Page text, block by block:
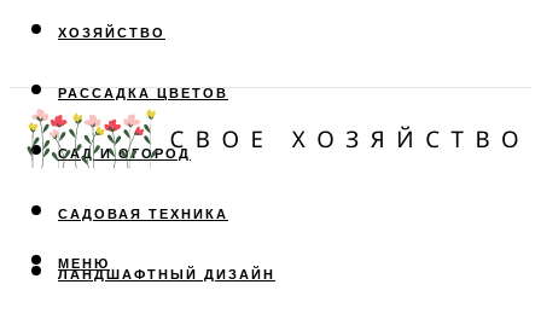
ХОЗЯЙСТВО
РАССАДКА ЦВЕТОВ
САД И ОГОРОД
САДОВАЯ ТЕХНИКА
ЛАНДШАФТНЫЙ ДИЗАЙН
МЕНЮ